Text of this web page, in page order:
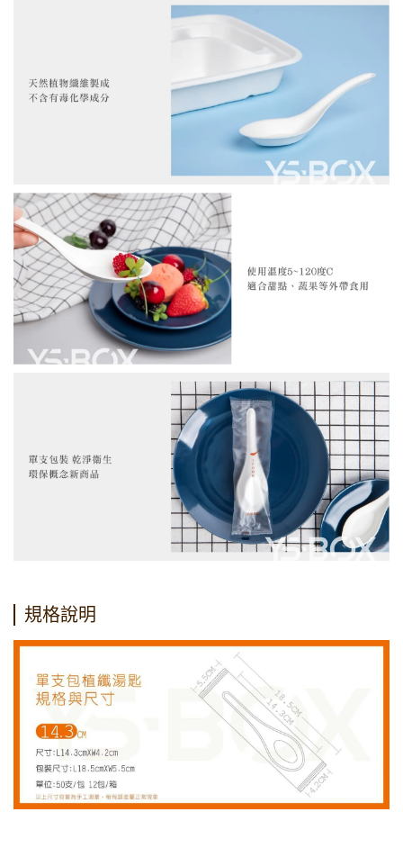
規格說明